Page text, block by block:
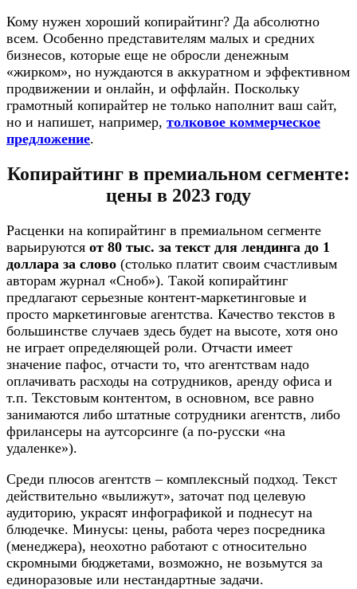
Кому нужен хороший копирайтинг? Да абсолютно
всем. Особенно представителям малых и средних
бизнесов, которые еще не обросли денежным
«жирком», но нуждаются в аккуратном и эффективном
продвижении и онлайн, и оффлайн. Поскольку
грамотный копирайтер не только наполнит ваш сайт,
но и напишет, например, толковое коммерческое
предложение.​
Копирайтинг в премиальном сегменте:
цены в 2023 году
Расценки на копирайтинг в премиальном сегменте
варьируются от 80 тыс. за текст для лендинга до 1
доллара за слово (столько платит своим счастливым
авторам журнал «Сноб»). Такой копирайтинг
предлагают серьезные контент-маркетинговые и
просто маркетинговые агентства. Качество текстов в
большинстве случаев здесь будет на высоте, хотя оно
не играет определяющей роли. Отчасти имеет
значение пафос, отчасти то, что агентствам надо
оплачивать расходы на сотрудников, аренду офиса и
т.п. Текстовым контентом, в основном, все равно
занимаются либо штатные сотрудники агентств, либо
фрилансеры на аутсорсинге (а по-русски «на
удаленке»).​
Среди плюсов агентств – комплексный подход. Текст
действительно «вылижут», заточат под целевую
аудиторию, украсят инфографикой и поднесут на
блюдечке. Минусы: цены, работа через посредника
(менеджера), неохотно работают с относительно
скромными бюджетами, возможно, не возьмутся за
единоразовые или нестандартные задачи.​